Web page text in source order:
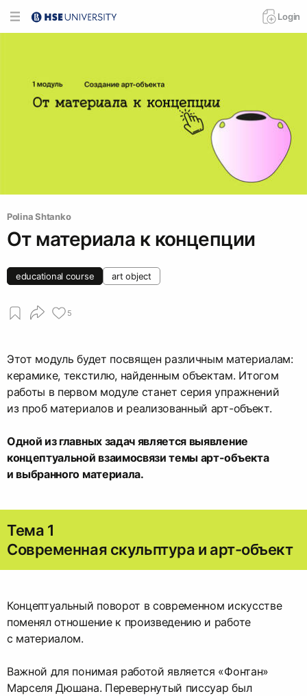
Login
Polina Shtanko
От материала к концепции
educational course art object
5
Этот модуль будет посвящен различным материалам:
керамике, текстилю, найденным объектам. Итогом
работы в первом модуле станет серия упражнений
из проб материалов и реализованный арт-объект.
Одной из главных задач является выявление
концептуальной взаимосвязи темы арт-объекта
и выбранного материала.
Тема 1
Современная скульптура и арт-объект
Концептуальный поворот в современном искусстве
поменял отношение к произведению и работе
с материалом.
Важной для понимая работой является «Фонтан»
Марселя Дюшана. Перевернутый писсуар был